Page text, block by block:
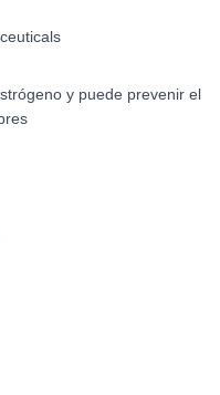
y puede prevenir el